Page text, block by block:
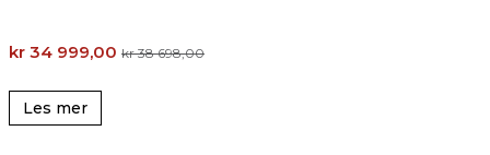
kr 34 999,00 kr 38 698,00
Les mer